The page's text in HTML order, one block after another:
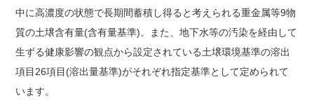
中に高濃度の状態で長期間蓄積し得ると考えられる重金属等9物
質の土壌含有量(含有量基準)。また、地下水等の汚染を経由して
生ずる健康影響の観点から設定されている土壌環境基準の溶出
項目26項目(溶出量基準)がそれぞれ指定基準として定められて
います。